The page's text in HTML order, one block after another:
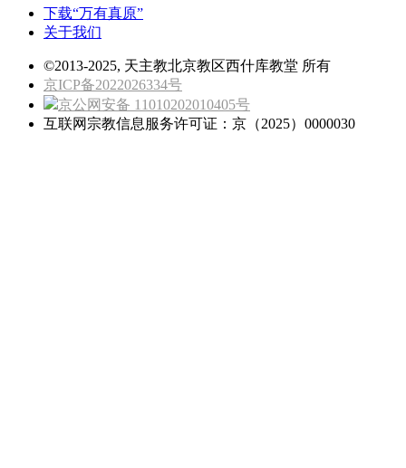
下载“万有真原”
关于我们
©2013-2025, 天主教北京教区西什库教堂 所有
京ICP备2022026334号
京公网安备 11010202010405号
互联网宗教信息服务许可证：京（2025）0000030